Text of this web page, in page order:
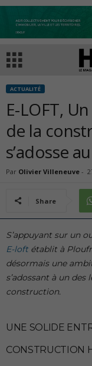
ACTUALITÉ
E-LOFT,
de la
s’adosse
Par Olivier Villeneuve -
Share
S’appuyant sur un
E-loft établit à
désormais une
s’adossant à un
construction.
UNE SOLIDE
CONSTRUCTION